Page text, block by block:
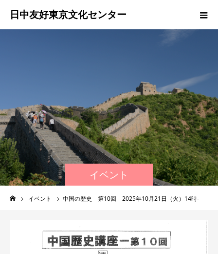
日中友好東京文化センター
イベント
イベント 中国の歴史 第10回 2025年10月21日（火）14時-